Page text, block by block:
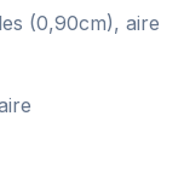
(0,90cm), aire